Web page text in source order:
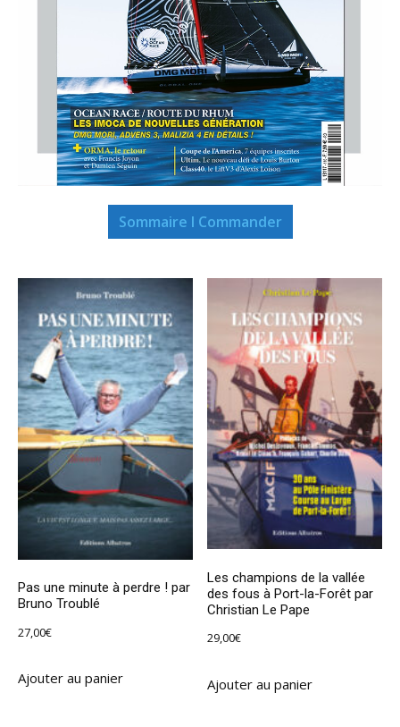
Sommaire I Commander
Pas une minute à perdre ! par
Bruno Troublé
27,00€
Ajouter au panier
Les champions de la vallée
des fous à Port-la-Forêt par
Christian Le Pape
29,00€
Ajouter au panier